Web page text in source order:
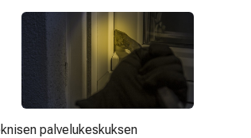
palvelukeskuksen